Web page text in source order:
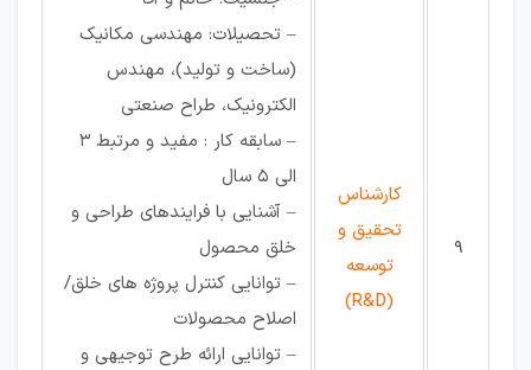
9
کارشناس
تحقیق و
توسعه
(R&D)
– تحصیلات: مهندسی مکانیک
(ساخت و تولید)، مهندس
الکترونیک، طراح صنعتی
– سابقه کار : مفید و مرتبط 3
الی 5 سال
– آشنایی با فرایندهای طراحی و
خلق محصول
– توانایی کنترل پروژه های خلق/
اصلاح محصولات
– توانایی ارائه طرح توجیهی و